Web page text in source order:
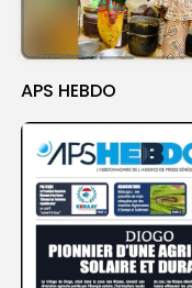
APS HEBDO